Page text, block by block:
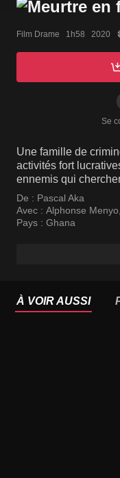
Film Drame   1h58   2020
Se
Une famille de
activités fort
ennemis qui
De : Pascal Aka
Avec : Alphonse Menyo,
Pays : Ghana
À VOIR AUSSI